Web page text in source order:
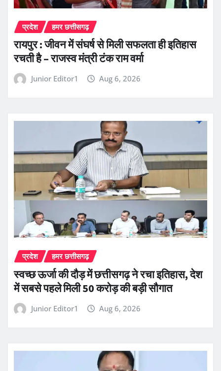
प्रदेश हमर छत्तीसगढ़
रायपुर : जीवन में संघर्ष से मिली सफलता ही इतिहास
रचती है – राजस्व मंत्री टंक राम वर्मा
Junior Editor1 Aug 6, 2026
प्रदेश हमर छत्तीसगढ़
स्वच्छ ऊर्जा की दौड़ में छत्तीसगढ़ ने रचा इतिहास, देश
में सबसे पहले मिली 50 करोड़ की बड़ी सौगात
Junior Editor1 Aug 6, 2026